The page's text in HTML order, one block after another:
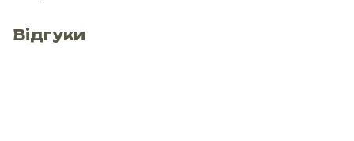
Відгуки